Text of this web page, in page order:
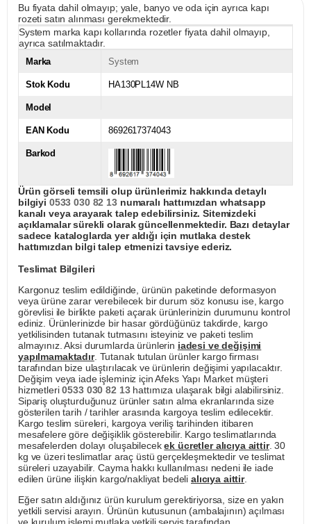
Bu fiyata dahil olmayıp; yale, banyo ve oda için ayrıca kapı
rozeti satın alınması gerekmektedir.
System marka kapı kollarında rozetler fiyata dahil olmayıp,
ayrıca satılmaktadır.
Marka System
Stok Kodu HA130PL14W NB
Model
EAN Kodu 8692617374043
Barkod
Ürün görseli temsili olup ürünlerimiz hakkında detaylı
bilgiyi 0533 030 82 13numaralı hattımızdan whatsapp
kanalı veya arayarak talep edebilirsiniz. Sitemizdeki
açıklamalar sürekli olarak güncellenmektedir. Bazı detaylar
sadece kataloglarda yer aldığı için mutlaka destek
hattımızdan bilgi talep etmenizi tavsiye ederiz.
Teslimat Bilgileri
Kargonuz teslim edildiğinde, ürünün paketinde deformasyon
veya ürüne zarar verebilecek bir durum söz konusu ise, kargo
görevlisi ile birlikte paketi açarak ürünlerinizin durumunu kontrol
ediniz. Ürünlerinizde bir hasar gördüğünüz takdirde, kargo
yetkilisinden tutanak tutmasını isteyiniz ve paketi teslim
almayınız. Aksi durumlarda ürünlerin iadesi ve değişimi
yapılmamaktadır. Tutanak tutulan ürünler kargo firması
tarafından bize ulaştırılacak ve ürünlerin değişimi yapılacaktır.
Değişim veya iade işleminiz için Afeks Yapı Market müşteri
hizmetleri0533 030 82 13hattımıza ulaşarak bilgi alabilirsiniz.
Sipariş oluşturduğunuz ürünler satın alma ekranlarında size
gösterilen tarih / tarihler arasında kargoya teslim edilecektir.
Kargo teslim süreleri, kargoya veriliş tarihinden itibaren
mesafelere göre değişiklik gösterebilir. Kargo teslimatlarında
mesafelerden dolayı oluşabilecekek ücretler alıcıya aittir. 30
kg ve üzeri teslimatlar araç üstü gerçekleşmektedir ve teslimat
süreleri uzayabilir. Cayma hakkı kullanılması nedeni ile iade
edilen ürüne ilişkin kargo/nakliyat bedeli alıcıya aittir.
Eğer satın aldığınız ürün kurulum gerektiriyorsa, size en yakın
yetkili servisi arayın. Ürünün kutusunun (ambalajının) açılması